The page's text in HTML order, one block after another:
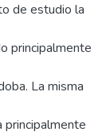
de estudio la
principalmente
La misma
principalmente